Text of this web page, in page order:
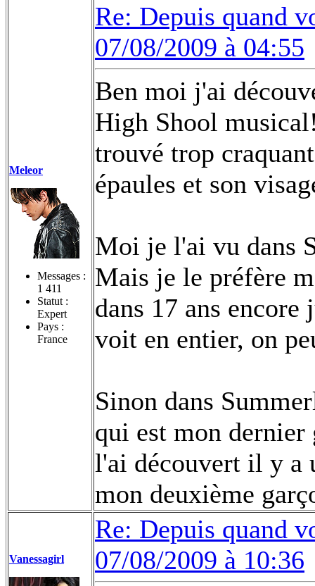
Meleor
Messages :
1 411
Statut :
Expert
Pays :
France
Re: Depuis quand
07/08/2009 à 04:55
Ben moi j'ai
High Shool
trouvé trop
épaules et son
Moi je l'ai vu dans
Mais je le préfère
dans 17 ans
voit en entier, on
Sinon dans
qui est mon dernier
l'ai découvert il y a
mon deuxième
Vanessagirl
Re: Depuis quand
07/08/2009 à 10:36